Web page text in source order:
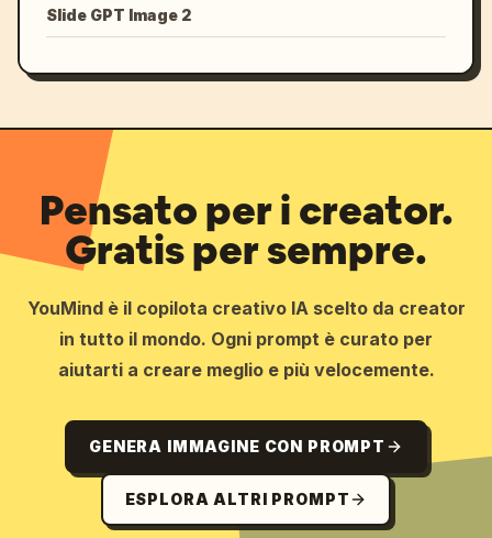
Slide GPT Image 2
Pensato per i creator.
Gratis per sempre.
YouMind è il copilota creativo IA scelto da creator
in tutto il mondo. Ogni prompt è curato per
aiutarti a creare meglio e più velocemente.
GENERA IMMAGINE CON PROMPT
ESPLORA ALTRI PROMPT